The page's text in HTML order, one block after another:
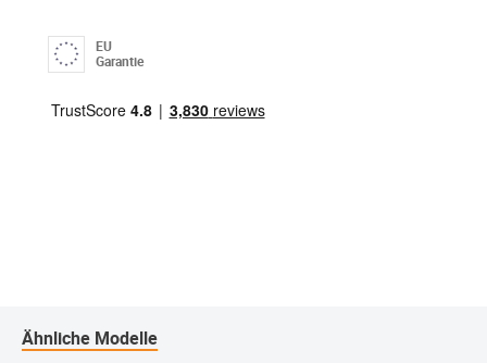
EU
Garantie
Ähnliche Modelle